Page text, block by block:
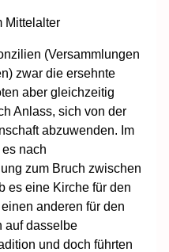
Mittelalter
(Versammlungen
zwar die ersehnte
aber gleichzeitig
Anlass, sich von der
abzuwenden. Im
nach
zum Bruch zwischen
es eine Kirche für den
anderen für den
auf dasselbe
und doch führten